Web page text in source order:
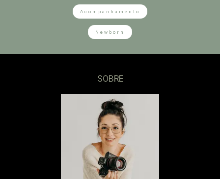
Acompanhamento
Newborn
SOBRE